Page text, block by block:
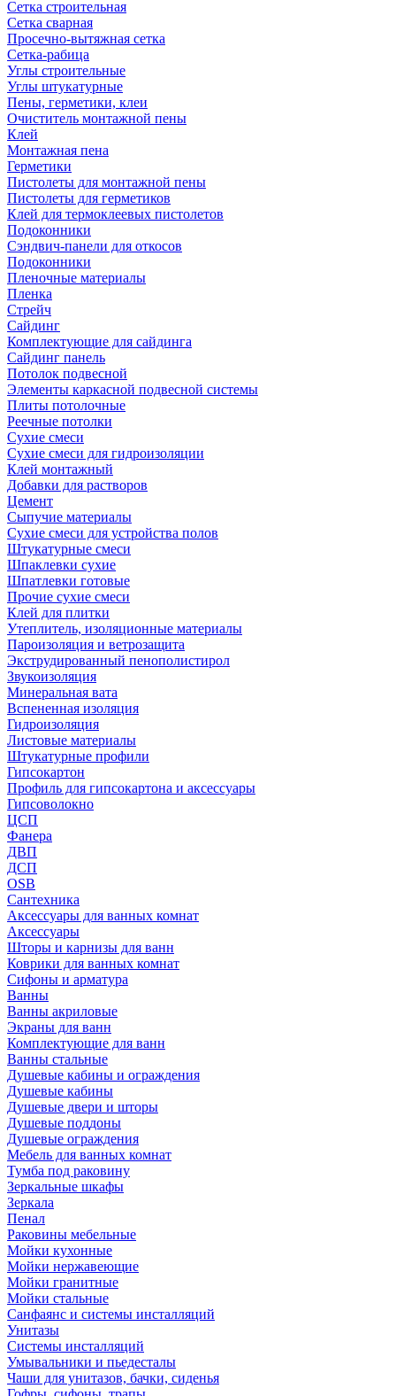
Сетка строительная
Сетка сварная
Просечно-вытяжная сетка
Сетка-рабица
Углы строительные
Углы штукатурные
Пены, герметики, клеи
Очиститель монтажной пены
Клей
Монтажная пена
Герметики
Пистолеты для монтажной пены
Пистолеты для герметиков
Клей для термоклеевых пистолетов
Подоконники
Сэндвич-панели для откосов
Подоконники
Пленочные материалы
Пленка
Стрейч
Сайдинг
Комплектующие для сайдинга
Сайдинг панель
Потолок подвесной
Элементы каркасной подвесной системы
Плиты потолочные
Реечные потолки
Сухие смеси
Сухие смеси для гидроизоляции
Клей монтажный
Добавки для растворов
Цемент
Сыпучие материалы
Сухие смеси для устройства полов
Штукатурные смеси
Шпаклевки сухие
Шпатлевки готовые
Прочие сухие смеси
Клей для плитки
Утеплитель, изоляционные материалы
Пароизоляция и ветрозащита
Экструдированный пенополистирол
Звукоизоляция
Минеральная вата
Вспененная изоляция
Гидроизоляция
Листовые материалы
Штукатурные профили
Гипсокартон
Профиль для гипсокартона и аксессуары
Гипсоволокно
ЦСП
Фанера
ДВП
ДСП
OSB
Сантехника
Аксессуары для ванных комнат
Аксессуары
Шторы и карнизы для ванн
Коврики для ванных комнат
Сифоны и арматура
Ванны
Ванны акриловые
Экраны для ванн
Комплектующие для ванн
Ванны стальные
Душевые кабины и ограждения
Душевые кабины
Душевые двери и шторы
Душевые поддоны
Душевые ограждения
Мебель для ванных комнат
Тумба под раковину
Зеркальные шкафы
Зеркала
Пенал
Раковины мебельные
Мойки кухонные
Мойки нержавеющие
Мойки гранитные
Мойки стальные
Санфаянс и системы инсталляций
Унитазы
Системы инсталляций
Умывальники и пьедесталы
Чаши для унитазов, бачки, сиденья